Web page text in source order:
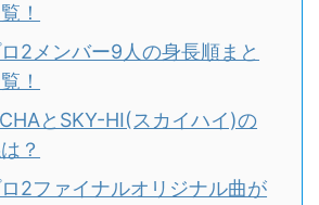
！
2メンバー9人の身長順まと
！
とSKY-HI(スカイハイ)の
？
2ファイナルオリジナル曲が